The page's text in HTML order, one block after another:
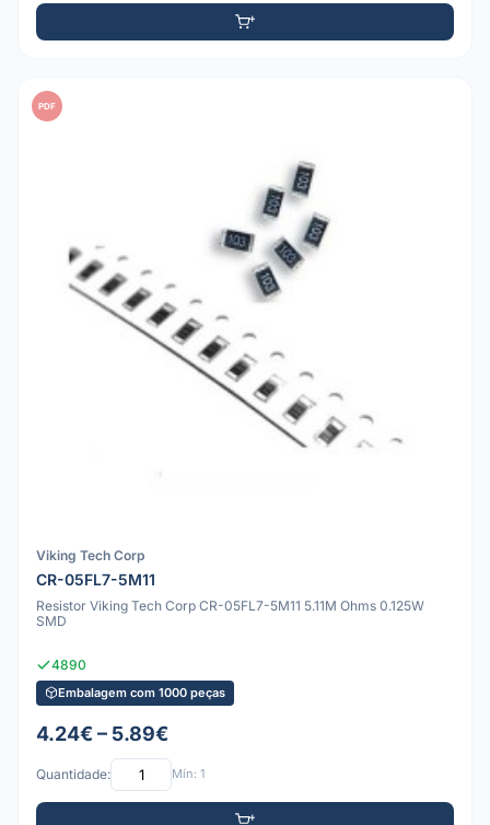
PDF
Viking Tech Corp
CR-05FL7-5M11
Resistor Viking Tech Corp CR-05FL7-5M11 5.11M Ohms 0.125W
SMD
4890
Embalagem com 1000 peças
4.24€ – 5.89€
Quantidade: Mín: 1